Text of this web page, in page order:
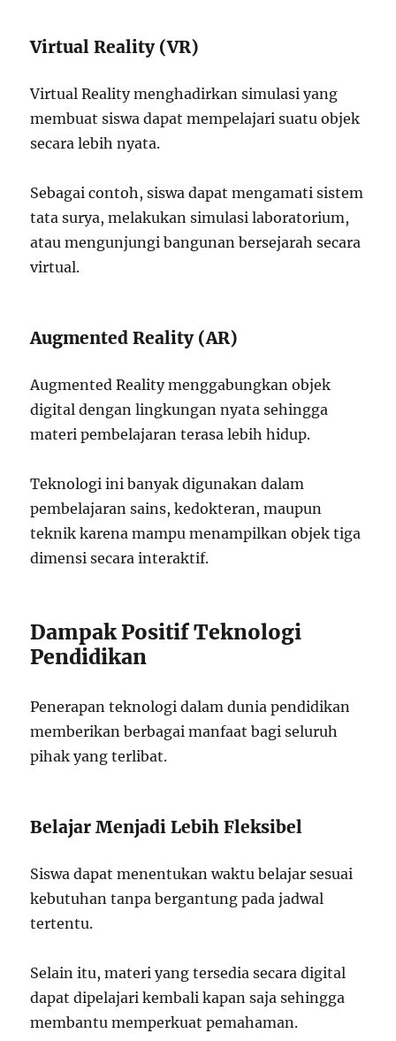
Virtual Reality (VR)
Virtual Reality menghadirkan simulasi yang
membuat siswa dapat mempelajari suatu objek
secara lebih nyata.
Sebagai contoh, siswa dapat mengamati sistem
tata surya, melakukan simulasi laboratorium,
atau mengunjungi bangunan bersejarah secara
virtual.
Augmented Reality (AR)
Augmented Reality menggabungkan objek
digital dengan lingkungan nyata sehingga
materi pembelajaran terasa lebih hidup.
Teknologi ini banyak digunakan dalam
pembelajaran sains, kedokteran, maupun
teknik karena mampu menampilkan objek tiga
dimensi secara interaktif.
Dampak Positif Teknologi
Pendidikan
Penerapan teknologi dalam dunia pendidikan
memberikan berbagai manfaat bagi seluruh
pihak yang terlibat.
Belajar Menjadi Lebih Fleksibel
Siswa dapat menentukan waktu belajar sesuai
kebutuhan tanpa bergantung pada jadwal
tertentu.
Selain itu, materi yang tersedia secara digital
dapat dipelajari kembali kapan saja sehingga
membantu memperkuat pemahaman.